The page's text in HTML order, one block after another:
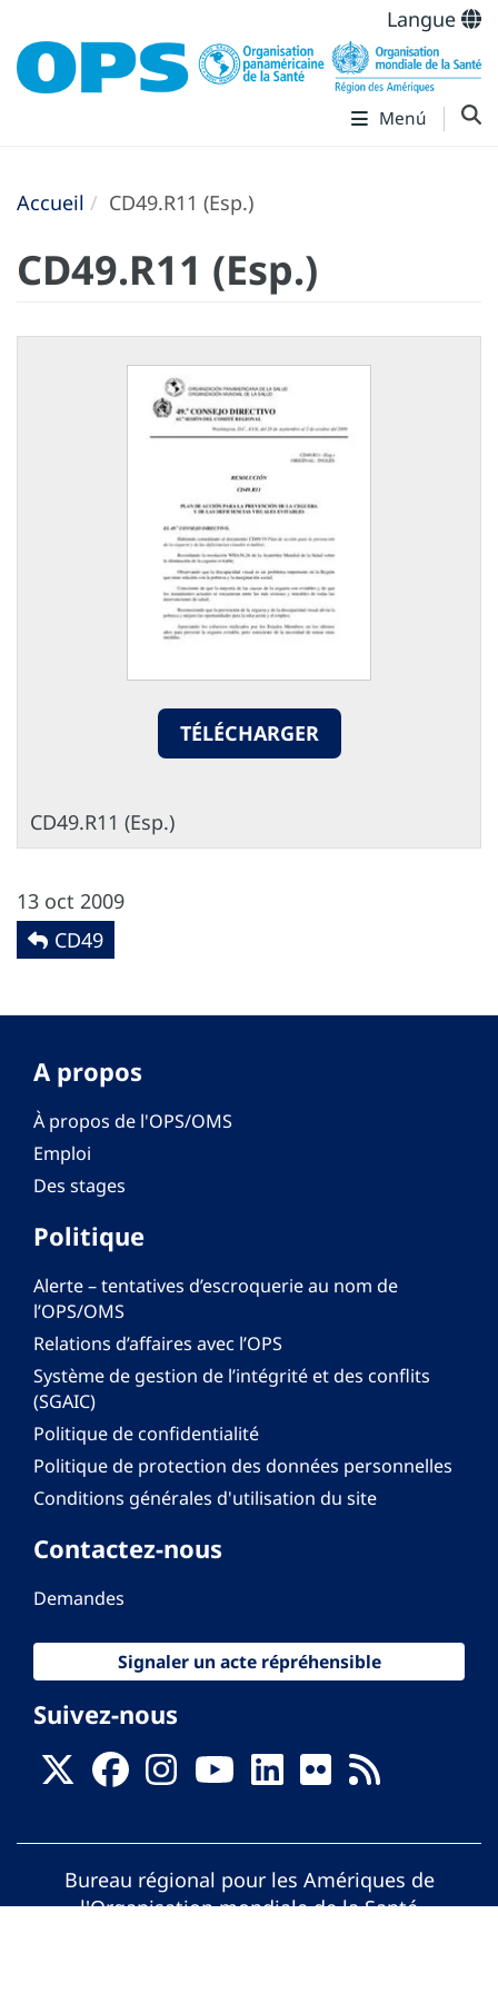
Langue
Menú
Accueil CD49.R11 (Esp.)
CD49.R11 (Esp.)
TÉLÉCHARGER
CD49.R11 (Esp.)
13 oct 2009
CD49
A propos
À propos de l'OPS/OMS
Emploi
Des stages
Politique
Alerte – tentatives d’escroquerie au nom de
l’OPS/OMS
Relations d’affaires avec l’OPS
Système de gestion de l’intégrité et des conflits
(SGAIC)
Politique de confidentialité
Politique de protection des données personnelles
Conditions générales d'utilisation du site
Contactez-nous
Demandes
Signaler un acte répréhensible
Suivez-nous
Bureau régional pour les Amériques de
l'Organisation mondiale de la Santé